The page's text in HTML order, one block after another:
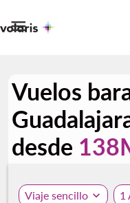

Vuelos
desde
Viaje sencillo expand_more 1